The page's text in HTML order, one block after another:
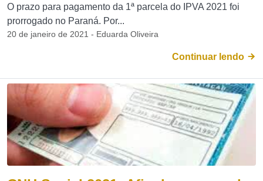
O prazo para pagamento da 1ª parcela do IPVA 2021 foi
prorrogado no Paraná. Por...
20 de janeiro de 2021 - Eduarda Oliveira
Continuar lendo